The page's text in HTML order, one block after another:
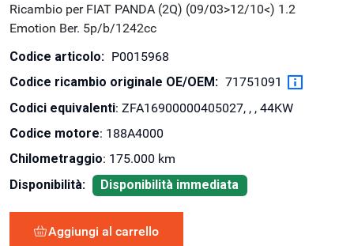
Ricambio per FIAT PANDA (2Q) (09/03>12/10<) 1.2
Emotion Ber. 5p/b/1242cc
Codice articolo: P0015968
Codice ricambio originale OE/OEM: 71751091
Codici equivalenti: ZFA16900000405027, , , 44KW
Codice motore: 188A4000
Chilometraggio: 175.000 km
Disponibilità:
Disponibilità immediata
Aggiungi al carrello